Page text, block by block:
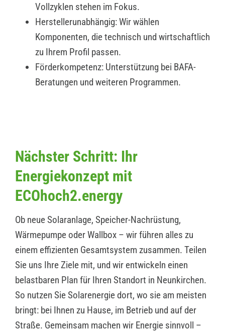
Vollzyklen stehen im Fokus.
Herstellerunabhängig: Wir wählen
Komponenten, die technisch und wirtschaftlich
zu Ihrem Profil passen.
Förderkompetenz: Unterstützung bei BAFA-
Beratungen und weiteren Programmen.
Nächster Schritt: Ihr
Energiekonzept mit
ECOhoch2.energy
Ob neue Solaranlage, Speicher-Nachrüstung,
Wärmepumpe oder Wallbox – wir führen alles zu
einem effizienten Gesamtsystem zusammen. Teilen
Sie uns Ihre Ziele mit, und wir entwickeln einen
belastbaren Plan für Ihren Standort in Neunkirchen.
So nutzen Sie Solarenergie dort, wo sie am meisten
bringt: bei Ihnen zu Hause, im Betrieb und auf der
Straße. Gemeinsam machen wir Energie sinnvoll –